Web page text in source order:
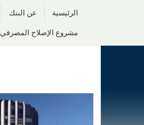
الرئيسية عن البنك
مشروع الإصلاح المصرفي